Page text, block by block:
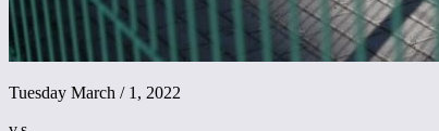
Tuesday March / 1, 2022